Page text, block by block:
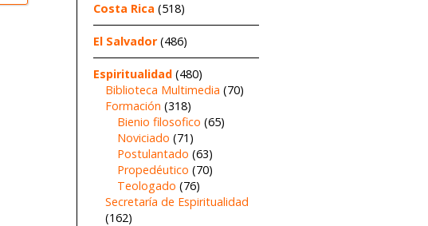
Costa Rica (518)
El Salvador(486)
Espiritualidad (480)
Biblioteca Multimedia (70)
Formación (318)
Bienio filosofico (65)
Noviciado (71)
Postulantado (63)
Propedéutico (70)
Teologado (76)
Secretaría de Espiritualidad
(162)